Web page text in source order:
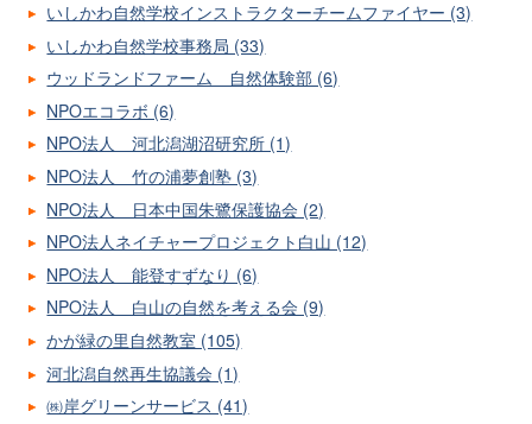
いしかわ自然学校インストラクターチームファイヤー (3)
いしかわ自然学校事務局 (33)
ウッドランドファーム 自然体験部 (6)
NPOエコラボ (6)
NPO法人 河北潟湖沼研究所 (1)
NPO法人 竹の浦夢創塾 (3)
NPO法人 日本中国朱鷺保護協会 (2)
NPO法人ネイチャープロジェクト白山 (12)
NPO法人 能登すずなり (6)
NPO法人 白山の自然を考える会 (9)
かが緑の里自然教室 (105)
河北潟自然再生協議会 (1)
㈱岸グリーンサービス (41)